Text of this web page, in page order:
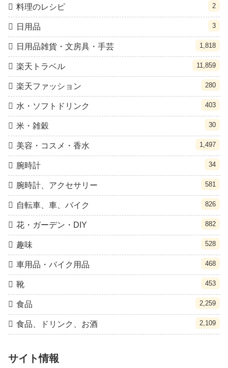
料理のレシピ 2
日用品 3
日用品雑貨・文房具・手芸 1,818
楽天トラベル 11,859
楽天ファッション 280
水・ソフトドリンク 403
米・雑穀 30
美容・コスメ・香水 1,497
腕時計 34
腕時計、アクセサリー 581
自転車、車、バイク 826
花・ガーデン・DIY 882
趣味 528
車用品・バイク用品 468
靴 453
食品 2,259
食品、ドリンク、お酒 2,109
サイト情報